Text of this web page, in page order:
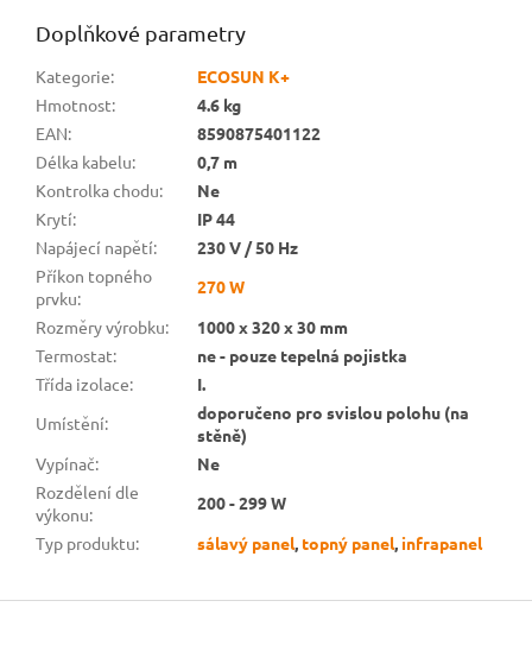
Doplňkové parametry
Kategorie:
ECOSUN K+
Hmotnost:
4.6 kg
EAN:
8590875401122
Délka kabelu:
0,7 m
Kontrolka chodu:
Ne
Krytí:
IP 44
Napájecí napětí:
230 V / 50 Hz
Příkon topného
prvku:
270 W
Rozměry výrobku:
1000 x 320 x 30 mm
Termostat:
ne - pouze tepelná pojistka
Třída izolace:
I.
Umístění:
doporučeno pro svislou polohu (na
stěně)
Vypínač:
Ne
Rozdělení dle
výkonu:
200 - 299 W
Typ produktu: sálavý panel,topný panel, infrapanel
Z